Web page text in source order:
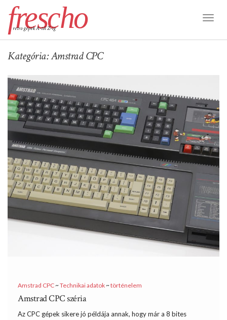
frescho
retro gépek A-tól Z-ig
Kategória:Amstrad CPC
Amstrad CPC~Technikai adatok~történelem
Amstrad CPC széria
Az CPC gépek sikere jó példája annak, hogy már a 8 bites